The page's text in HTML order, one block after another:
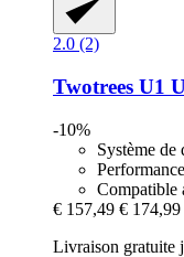
2.0 (2)
Twotrees U1
-10%
Système de
Compatible
€ 157,49 € 174,99
Livraison gratuite